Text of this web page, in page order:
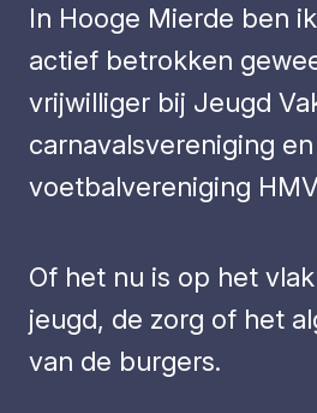
In Hooge Mierde ben
actief betrokken
vrijwilliger bij Jeugd
carnavalsvereniging en
voetbalvereniging
Of het nu is op het
jeugd, de zorg of het
van de burgers.